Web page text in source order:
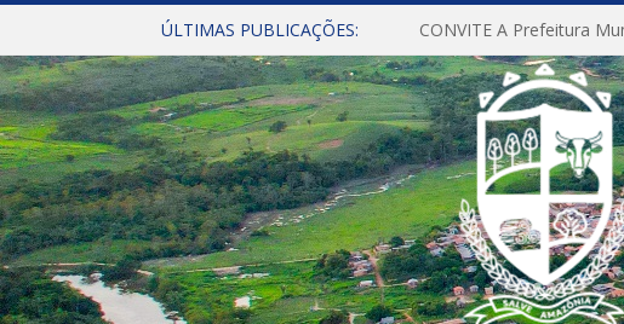
ÚLTIMAS PUBLICAÇÕES: